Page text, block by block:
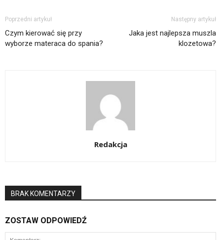
Poprzedni artykuł
Czym kierować się przy
wyborze materaca do spania?
Następny artykuł
Jaka jest najlepsza muszla
klozetowa?
Redakcja
BRAK KOMENTARZY
ZOSTAW ODPOWIEDŹ